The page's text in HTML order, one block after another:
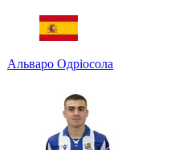
Альваро Одріосола